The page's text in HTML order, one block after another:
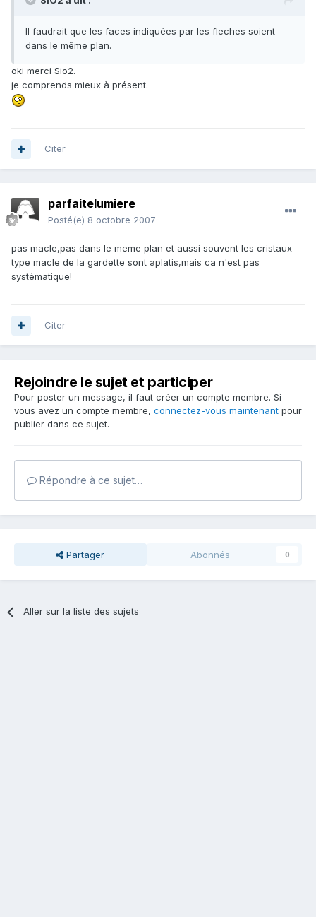
Il faudrait que les faces indiquées par les fleches soient
dans le même plan.
oki merci Sio2.
je comprends mieux à présent.
Citer
parfaitelumiere
Posté(e) 8 octobre 2007
pas macle,pas dans le meme plan et aussi souvent les cristaux
type macle de la gardette sont aplatis,mais ca n'est pas
systématique!
Citer
Rejoindre le sujet et participer
Pour poster un message, il faut créer un compte membre. Si
vous avez un compte membre, connectez-vous maintenant pour
publier dans ce sujet.
Répondre à ce sujet…
Partager Abonnés 0
Aller sur la liste des sujets